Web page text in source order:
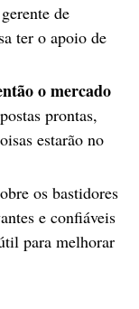
de
ter o apoio de
o mercado
prontas,
estarão no
os bastidores
e confiáveis
para melhorar